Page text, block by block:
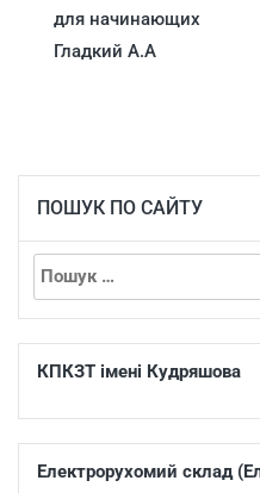
для начинающих
Гладкий А.А
ПОШУК ПО САЙТУ
КПКЗТ імені Кудряшова
Електрорухомий склад